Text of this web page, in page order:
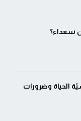
سعداء؟
الحياة وضرورات